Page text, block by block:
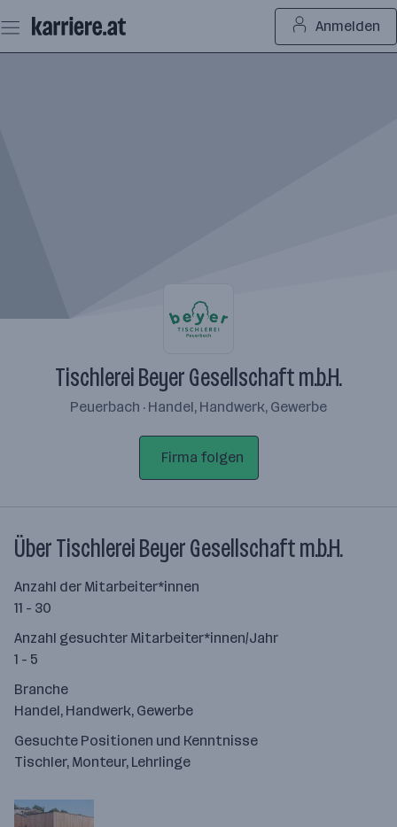
Seiteninhalt
springen
Anmelden
Tischlerei Beyer Gesellschaft m.b.H.
Peuerbach · Handel, Handwerk, Gewerbe
Firma folgen
Über Tischlerei Beyer Gesellschaft m.b.H.
Anzahl der Mitarbeiter*innen
11 - 30
Anzahl gesuchter Mitarbeiter*innen/Jahr
1 - 5
Branche
Handel, Handwerk, Gewerbe
Gesuchte Positionen und Kenntnisse
Tischler, Monteur, Lehrlinge